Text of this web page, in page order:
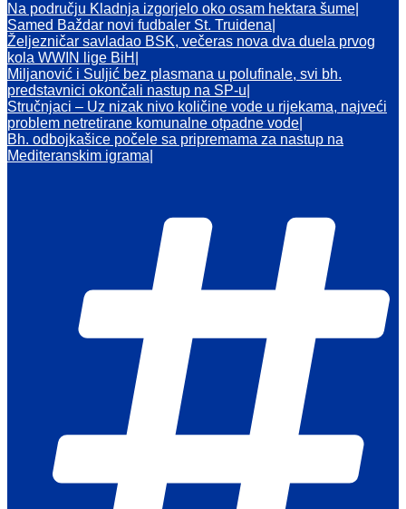
Na području Kladnja izgorjelo oko osam hektara šume
Samed Baždar novi fudbaler St. Truidena
Željezničar savladao BSK, večeras nova dva duela prvog
kola WWIN lige BiH
Miljanović i Suljić bez plasmana u polufinale, svi bh.
predstavnici okončali nastup na SP-u
Stručnjaci – Uz nizak nivo količine vode u rijekama, najveći
problem netretirane komunalne otpadne vode
Bh. odbojkašice počele sa pripremama za nastup na
Mediteranskim igrama